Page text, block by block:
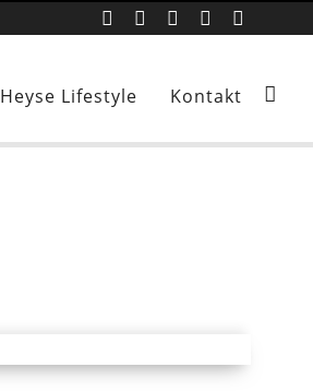
Heyse Lifestyle Kontakt